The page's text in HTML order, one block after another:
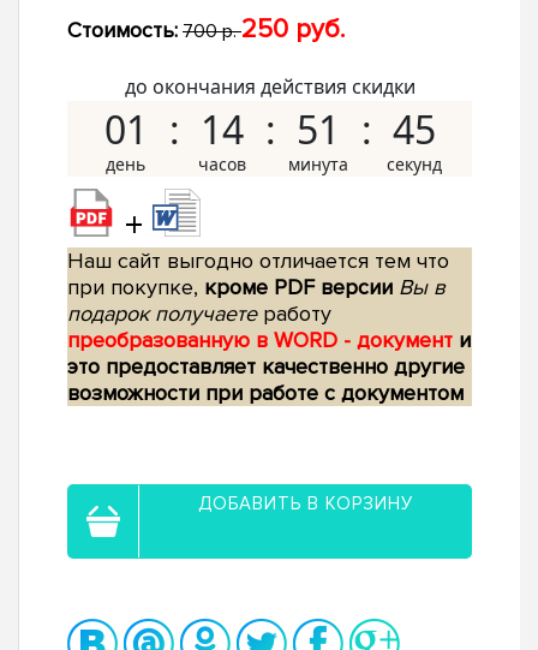
Стоимость: 700 р.250 руб.
до окончания действия скидки
01 14 51 44
+
Наш сайт выгодно отличается тем что
при покупке, кроме PDF версии Вы в
подарок получаетеработу
преобразованную в WORD - документ и
это предоставляет качественно другие
возможности при работе с документом
ДОБАВИТЬ В КОРЗИНУ